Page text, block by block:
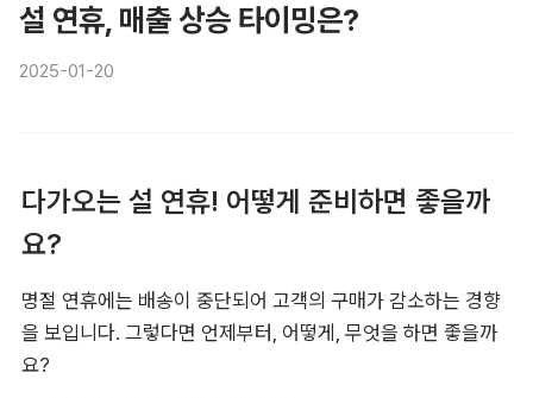
설 연휴, 매출 상승 타이밍은?
2025-01-20
다가오는 설 연휴! 어떻게 준비하면 좋을까
요?
명절 연휴에는 배송이 중단되어 고객의 구매가 감소하는 경향
을 보입니다. 그렇다면 언제부터, 어떻게, 무엇을 하면 좋을까
요?